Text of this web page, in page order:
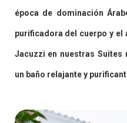
época de dominación
purificadora del cuerpo y
Jacuzzi en nuestras
un baño relajante y